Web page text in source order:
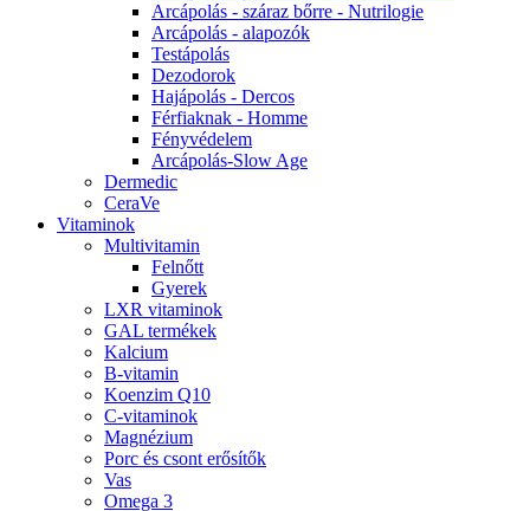
Arcápolás - száraz bőrre - Nutrilogie
Arcápolás - alapozók
Testápolás
Dezodorok
Hajápolás - Dercos
Férfiaknak - Homme
Fényvédelem
Arcápolás-Slow Age
Dermedic
CeraVe
Vitaminok
Multivitamin
Felnőtt
Gyerek
LXR vitaminok
GAL termékek
Kalcium
B-vitamin
Koenzim Q10
C-vitaminok
Magnézium
Porc és csont erősítők
Vas
Omega 3